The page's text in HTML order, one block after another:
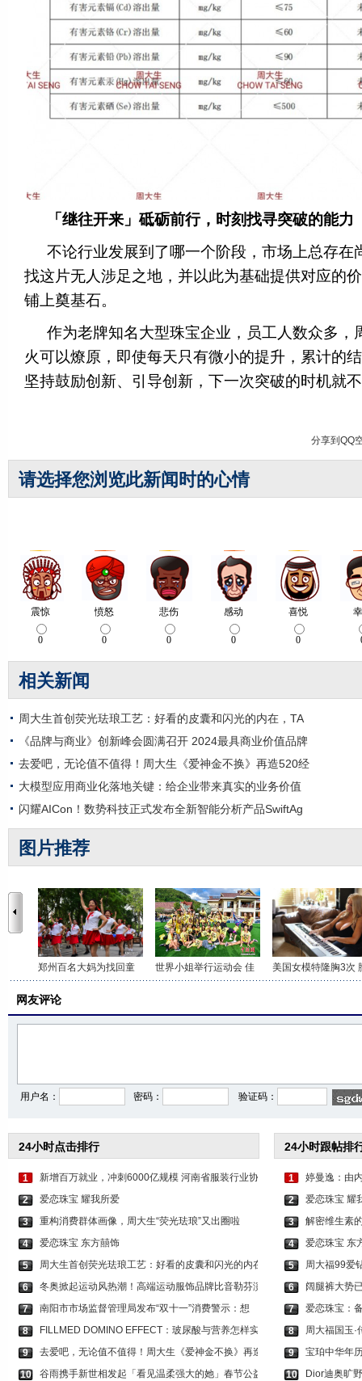
「继往开来」砥砺前行，时刻找寻突破的能力
不论行业发展到了哪一个阶段，市场上总存在
找这片无人涉足之地，并以此为基础提供对应的
铺上奠基石。
作为老牌知名大型珠宝企业，员工人数众多，
火可以燎原，即使每天只有微小的提升，累计的
坚持鼓励创新、引导创新，下一次突破的时机就
分享到QQ
请选择您浏览此新闻时的心情
相关新闻
周大生首创荧光珐琅工艺：好看的皮囊和闪光的内在，TA
《品牌与商业》创新峰会圆满召开 2024最具商业价值品牌
去爱吧，无论值不值得！周大生《爱神金不换》再造520经
大模型应用商业化落地关键：给企业带来真实的业务价值
闪耀AICon！数势科技正式发布全新智能分析产品SwiftAg
图片推荐
郑州百名大妈为找回童 世界小姐举行运动会 佳 美国女模特隆胸3次
网友评论
用户名： 密码： 验证码：
24小时点击排行
1
新增百万就业，冲刺6000亿规模 河南省服装行业协
2
爱恋珠宝 耀我所爱
3
重构消费群体画像，周大生“荧光珐琅”又出圈啦
4
爱恋珠宝 东方囍饰
5
周大生首创荧光珐琅工艺：好看的皮囊和闪光的内在
6
冬奥掀起运动风热潮！高端运动服饰品牌比音勒芬演
7
南阳市市场监督管理局发布“双十一”消费警示：想
8
FILLMED DOMINO EFFECT：玻尿酸与营养怎样实现面
9
去爱吧，无论值不值得！周大生《爱神金不换》再造
10
谷雨携手新世相发起「看见温柔强大的她」春节公益
24小时跟帖排
1
婷曼逸：由
2
爱恋珠宝 耀
3
解密维生素
4
爱恋珠宝 东
5
周大福99爱
6
阔腿裤大势
7
爱恋珠宝：
8
周大福国玉
9
宝珀中华年
10
Dior迪奥旷